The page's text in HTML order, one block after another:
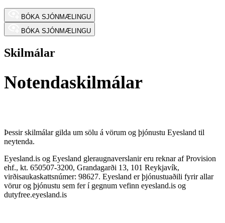
BÓKA SJÓNMÆLINGU
BÓKA SJÓNMÆLINGU
Skilmálar
Notendaskilmálar
Þessir skilmálar gilda um sölu á vörum og þjónustu Eyesland til
neytenda.
Eyesland.is og Eyesland gleraugnaverslanir eru reknar af Provision
ehf., kt. 650507-3200, Grandagarði 13, 101 Reykjavík,
virðisaukaskattsnúmer: 98627. Eyesland er þjónustuaðili fyrir allar
vörur og þjónustu sem fer í gegnum vefinn eyesland.is og
dutyfree.eyesland.is